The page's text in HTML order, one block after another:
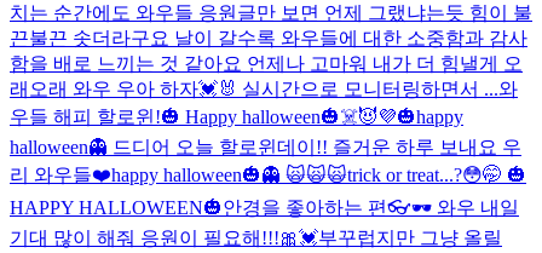
치는 순간에도 와우들 응원글만 보면 언제 그랬냐는듯 힘이 불
끈불끈 솟더라구요 날이 갈수록 와우들에 대한 소중함과 감사
함을 배로 느끼는 것 같아요 언제나 고마워 내가 더 힘낼게 오
래오래 와우 우아 하자💓🐰 실시간으로 모니터링하면서 ...와
우들 해피 할로윈!🎃 Happy halloween🎃☠️😈💜🎃happy
halloween👻 드디어 오늘 할로윈데이!! 즐거운 하루 보내요 우
리 와우들❤️happy halloween🎃👻 🙀🙀🙀trick or treat...?😳🤭 🎃
HAPPY HALLOWEEN🎃안경을 좋아하는 편👓🕶 와우 내일
기대 많이 해줘 응원이 필요해!!!🎀💓부꾸럽지만 그냥 올릴